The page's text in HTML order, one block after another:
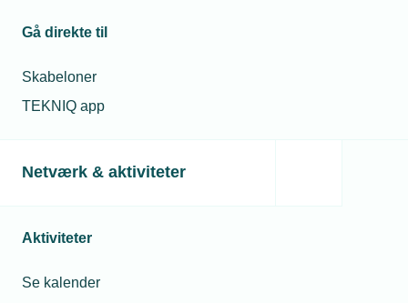
Gå direkte til
Skabeloner
TEKNIQ app
Netværk & aktiviteter
Aktiviteter
Se kalender